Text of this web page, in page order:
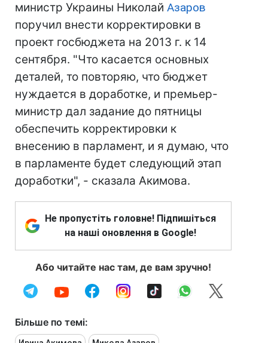
министр Украины Николай Азаров
поручил внести корректировки в
проект госбюджета на 2013 г. к 14
сентября. "Что касается основных
деталей, то повторяю, что бюджет
нуждается в доработке, и премьер-
министр дал задание до пятницы
обеспечить корректировки к
внесению в парламент, и я думаю, что
в парламенте будет следующий этап
доработки", - сказала Акимова.
Не пропустіть головне! Підпишіться
на наші оновлення в Google!
Або читайте нас там, де вам зручно!
Більше по темі: